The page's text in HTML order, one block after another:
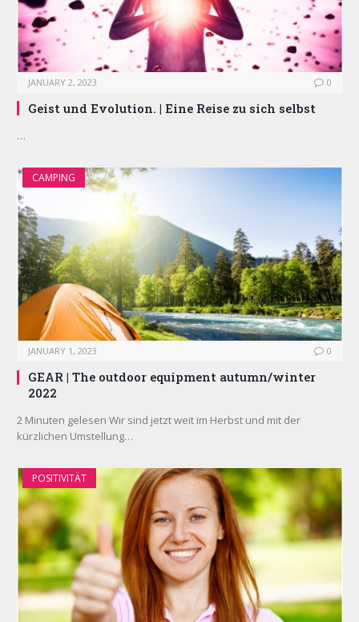
JANUARY 2, 2023 0
Geist und Evolution. | Eine Reise zu sich selbst
…
CAMPING
JANUARY 1, 2023 0
GEAR | The outdoor equipment autumn/winter
2022
2 Minuten gelesen Wir sind jetzt weit im Herbst und mit der
kürzlichen Umstellung…
POSITIVITÄT